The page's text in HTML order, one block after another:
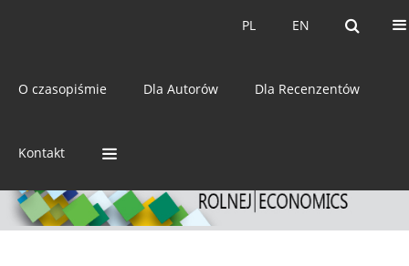
EN
PL EN
PL
O czasopiśmie Dla Autorów Dla Recenzentów
Kontakt
ISSN: 0044-1600